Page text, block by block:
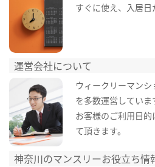
すぐに使え、入居日
運営会社について
ウィークリーマン
を多数運営していま
お客様のご利用目
て頂きます。
神奈川のマンスリーお役立ち情